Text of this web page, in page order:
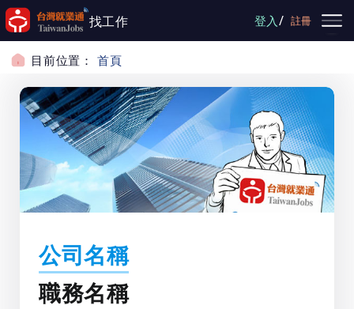
跳到主要內容
找工作 登入/ 註冊
目前位置： 首頁
公司名稱
職務名稱